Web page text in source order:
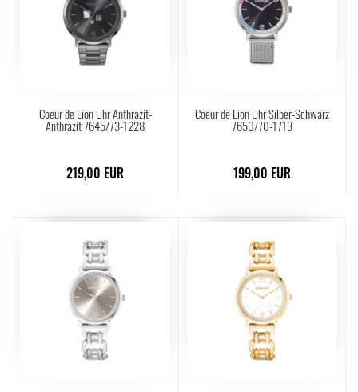
Coeur de Lion Uhr Anthrazit-
Anthrazit 7645/73-1228
219,00 EUR
Coeur de Lion Uhr Silber-Schwarz
7650/70-1713
199,00 EUR